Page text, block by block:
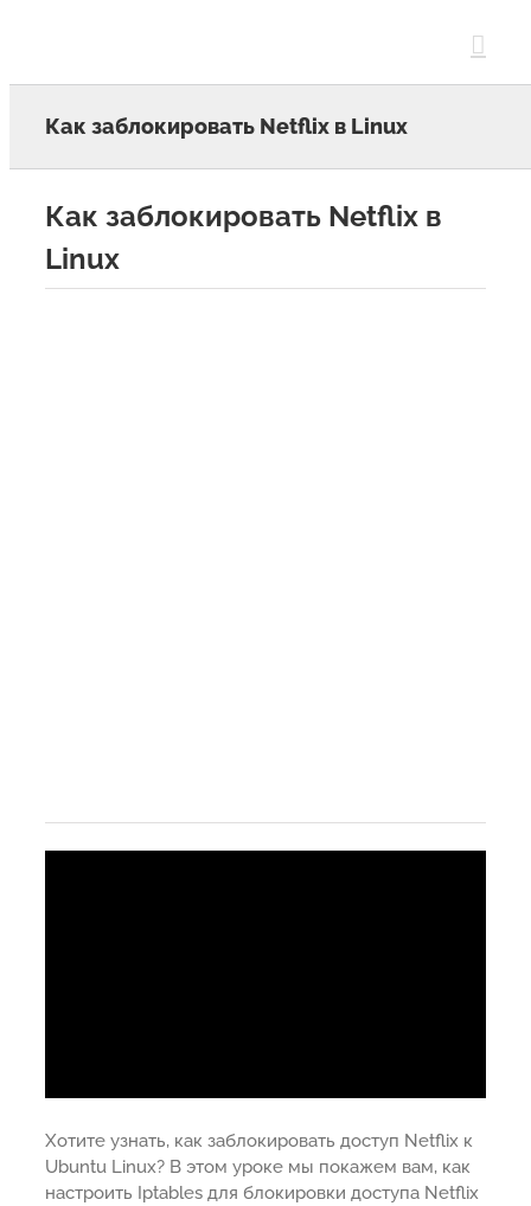
Как заблокировать Netflix в Linux
Как заблокировать Netflix в
Linux
Хотите узнать, как заблокировать доступ Netflix к
Ubuntu Linux? В этом уроке мы покажем вам, как
настроить Iptables для блокировки доступа Netflix